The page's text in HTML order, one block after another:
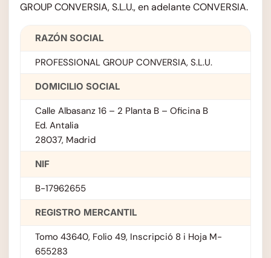
GROUP CONVERSIA, S.L.U., en adelante CONVERSIA.
RAZÓN SOCIAL
PROFESSIONAL GROUP CONVERSIA, S.L.U.
DOMICILIO SOCIAL
Calle Albasanz 16 – 2 Planta B – Oficina B
Ed. Antalia
28037, Madrid
NIF
B-17962655
REGISTRO MERCANTIL
Tomo 43640, Folio 49, Inscripció 8 i Hoja M-
655283